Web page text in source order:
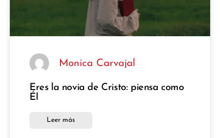
Monica Carvajal
Eres la novia de Cristo: piensa como
Él
Leer más